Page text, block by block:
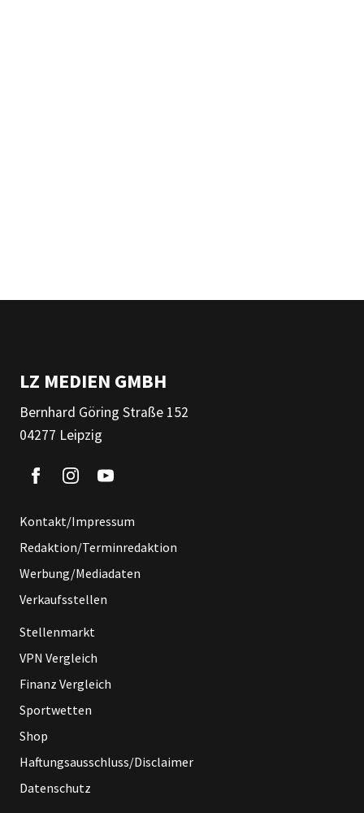
LZ MEDIEN GMBH
Bernhard Göring Straße 152
04277 Leipzig
Kontakt/Impressum
Redaktion/Terminredaktion
Werbung/Mediadaten
Verkaufsstellen
Stellenmarkt
VPN Vergleich
Finanz Vergleich
Sportwetten
Shop
Haftungsausschluss/Disclaimer
Datenschutz